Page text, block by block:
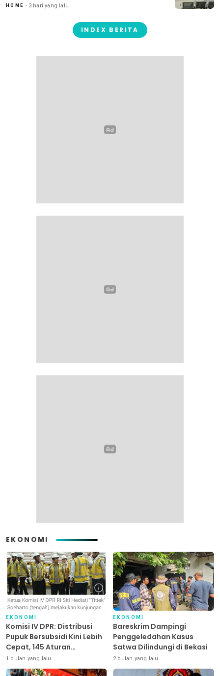
HOME 3 hari yang lalu
INDEX BERITA
EKONOMI
EKONOMI
Komisi IV DPR: Distribusi
Pupuk Bersubsidi Kini Lebih
Cepat, 145 Aturan
Dipangkas
1 bulan yang lalu
EKONOMI
Bareskrim Dampingi
Penggeledahan Kasus
Satwa Dilindungi di Bekasi
2 bulan yang lalu